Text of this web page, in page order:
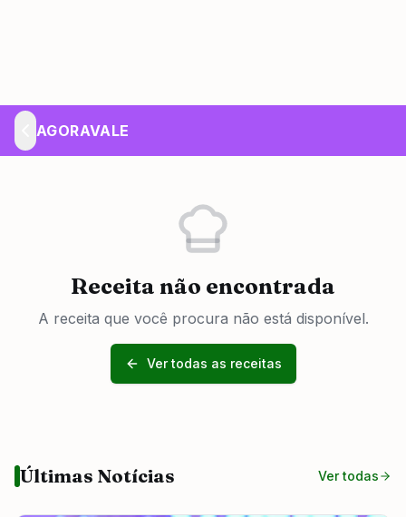
AGORAVALE
Receita não encontrada
A receita que você procura não está disponível.
Ver todas as receitas
Últimas Notícias Ver todas